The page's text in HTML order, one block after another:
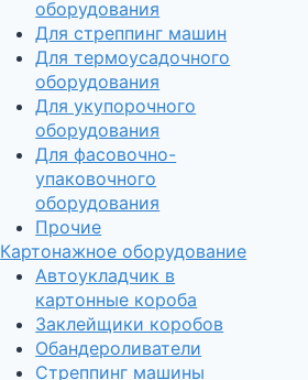
оборудования
Для стреппинг машин
Для термоусадочного
оборудования
Для укупорочного
оборудования
Для фасовочно-
упаковочного
оборудования
Прочие
Картонажное оборудование
Автоукладчик в
картонные короба
Заклейщики коробов
Обандероливатели
Стреппинг машины